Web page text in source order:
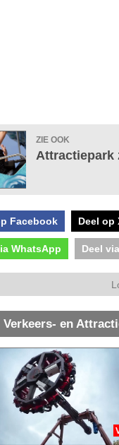
ZIE OOK
Attractiepark
Facebook Deel op
WhatsApp Deel
Verkeers- en